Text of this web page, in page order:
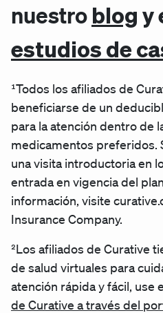
nuestro blog y
estudios de
¹Todos los afiliados de
beneficiarse de un
para la atención dentro de
medicamentos preferidos.
una visita introductoria en
entrada en vigencia del
información, visite
Insurance Company.
²Los afiliados de Curative
de salud virtuales para
atención rápida y fácil, use
de Curative a través del